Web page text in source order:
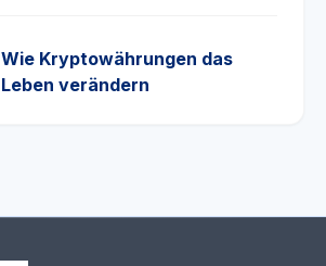
Wie Kryptowährungen das
Leben verändern